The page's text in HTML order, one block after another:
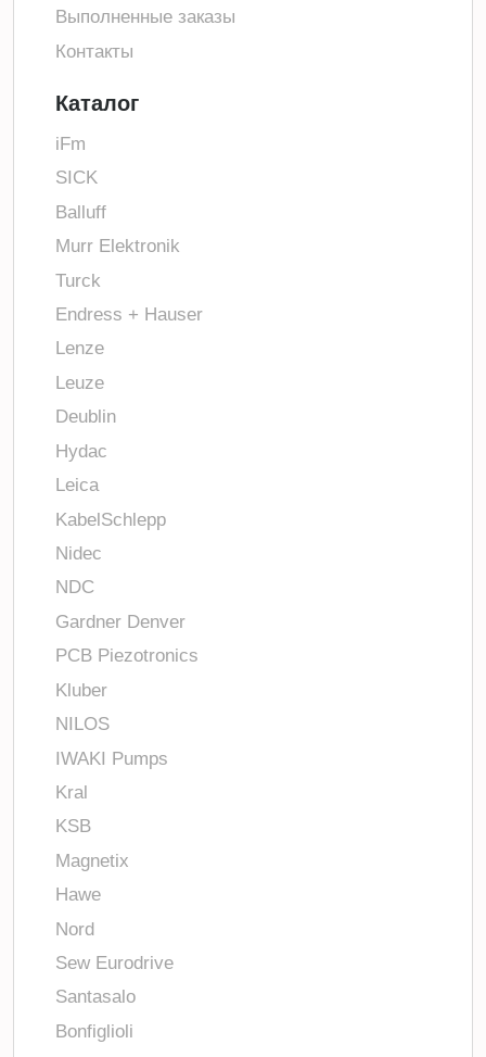
Выполненные заказы
Контакты
Каталог
iFm
SICK
Balluff
Murr Elektronik
Turck
Endress + Hauser
Lenze
Leuze
Deublin
Hydac
Leica
KabelSchlepp
Nidec
NDC
Gardner Denver
PCB Piezotronics
Kluber
NILOS
IWAKI Pumps
Kral
KSB
Magnetix
Hawe
Nord
Sew Eurodrive
Santasalo
Bonfiglioli